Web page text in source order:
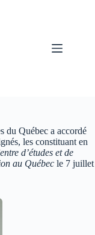
du Québec a accordé
les constituant en
d’études et de
au Québec le 7 juillet